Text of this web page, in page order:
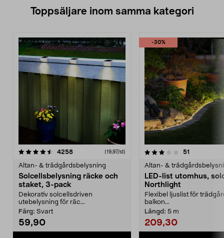
Toppsäljare inom samma kategori
4258recensioner(19,97/st)
Altan- & trädgårdsbelysning
Solcellsbelysning räcke och
staket, 3-pack
Dekorativ solcellsdriven
utebelysning för räc...
Färg: Svart
59,90
-30%
3.5 av 5 stjärnor 51
Altan- &
LED-list utomhus,
Northlight
Flexibel ljuslist för
balkon...
Längd: 5 m
209,30
4.5 av 5 stjärnor